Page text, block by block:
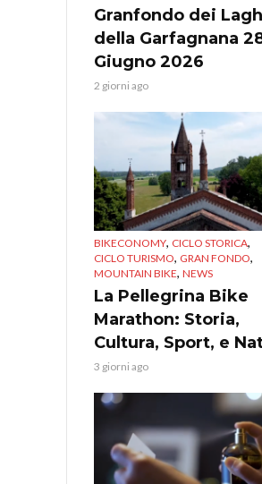
Granfondo dei
della Garfagnana
Giugno 2026
2 giorni ago
BIKECONOMY, CICLO STORICA,
CICLO TURISMO, GRAN FONDO,
MOUNTAIN BIKE, NEWS
La Pellegrina Bike
Marathon: Storia,
Cultura, Sport, e
3 giorni ago